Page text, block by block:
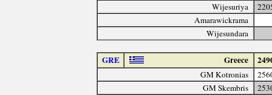
Wijesuriya
Amarawickrama
Wijesundara
GRE Greece
GM Kotronias
GM Skembris